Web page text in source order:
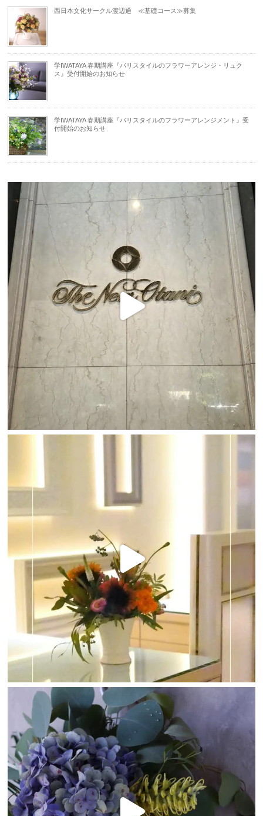
西日本文化サークル渡辺通 ≪基礎コース≫募集
学IWATAYA 春期講座『パリスタイルのフラワーアレンジ・リュク
ス』受付開始のお知らせ
学IWATAYA 春期講座『パリスタイルのフラワーアレンジメント』受
付開始のお知らせ